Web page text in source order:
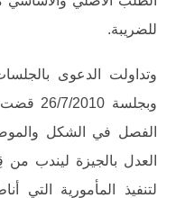
للضريبة.
وتداولت الدعوى
الفصل في الشكل
العدل بالجيزة ليندب من
لتنفيذ المأمورية التي